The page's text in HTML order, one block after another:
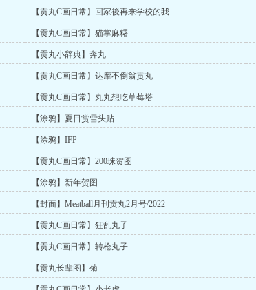
【贡丸C画日常】回家後再来学校的我
【贡丸C画日常】猫掌麻糬
【贡丸小辞典】奔丸
【贡丸C画日常】达摩不倒翁贡丸
【贡丸C画日常】丸丸想吃草莓塔
【涂鸦】夏日赏雪头贴
【涂鸦】IFP
【贡丸C画日常】200珠贺图
【涂鸦】新年贺图
【封面】Meatball月刊贡丸2月号/2022
【贡丸C画日常】狂乱丸子
【贡丸C画日常】转枪丸子
【贡丸长辈图】菊